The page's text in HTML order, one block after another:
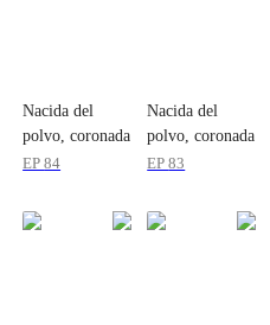
Nacida del
polvo, coronada
por el poder
EP84
Nacida del
polvo, coronada
por el poder
EP83